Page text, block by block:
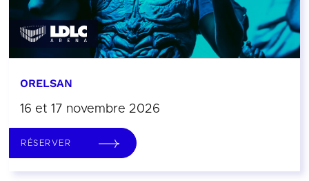
ORELSAN
16 et 17 novembre 2026
RÉSERVER